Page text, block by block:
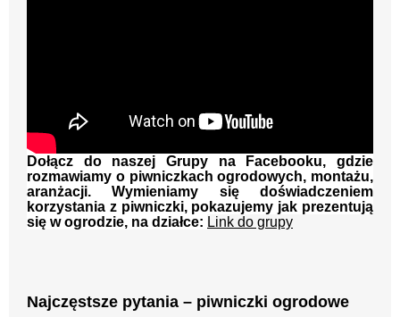
Dołącz do naszej Grupy na Facebooku, gdzie
rozmawiamy o piwniczkach ogrodowych, montażu,
aranżacji. Wymieniamy się doświadczeniem
korzystania z piwniczki, pokazujemy jak prezentują
się w ogrodzie, na działce: Link do grupy
Najczęstsze pytania – piwniczki ogrodowe